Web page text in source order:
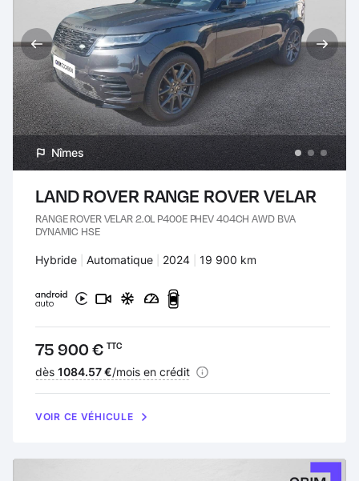
Nîmes
LAND ROVER RANGE ROVER VELAR
RANGE ROVER VELAR 2.0L P400E PHEV 404CH AWD BVA
DYNAMIC HSE
Carburant :
Hybride Transmission :
Automatique Années :
2024 Kilomètres :
19 900 km
Prix :
75 900 € TTC
Financement :
dès 1084.57 €/mois en crédit
VOIR CE VÉHICULE